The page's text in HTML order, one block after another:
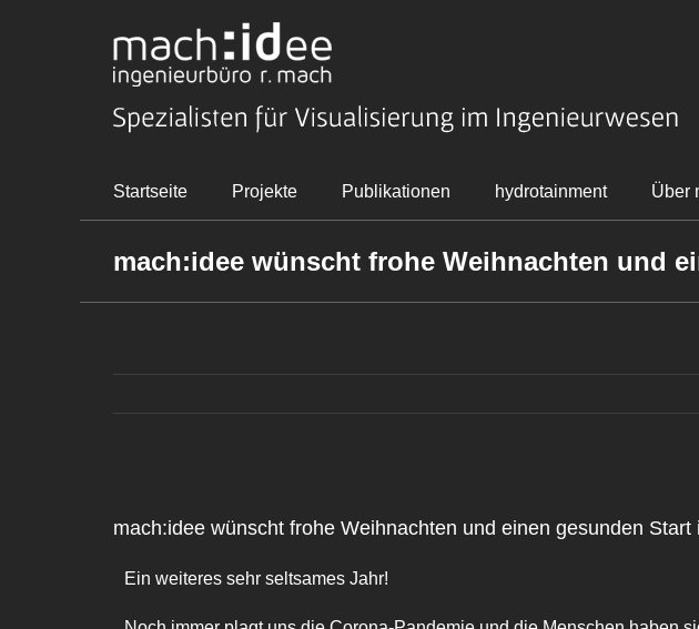
Startseite Projekte Publikationen hydrotainment Über
mach:idee wünscht frohe Weihnachten und
grösseres
mach:idee wünscht frohe Weihnachten und einen gesunden Start
Ein weiteres sehr seltsames Jahr!